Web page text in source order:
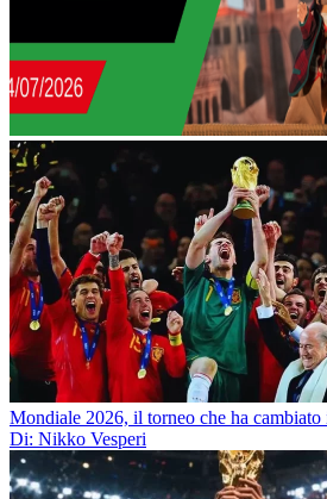
Mondiale 2026, il torneo che ha
Di: Nikko Vesperi